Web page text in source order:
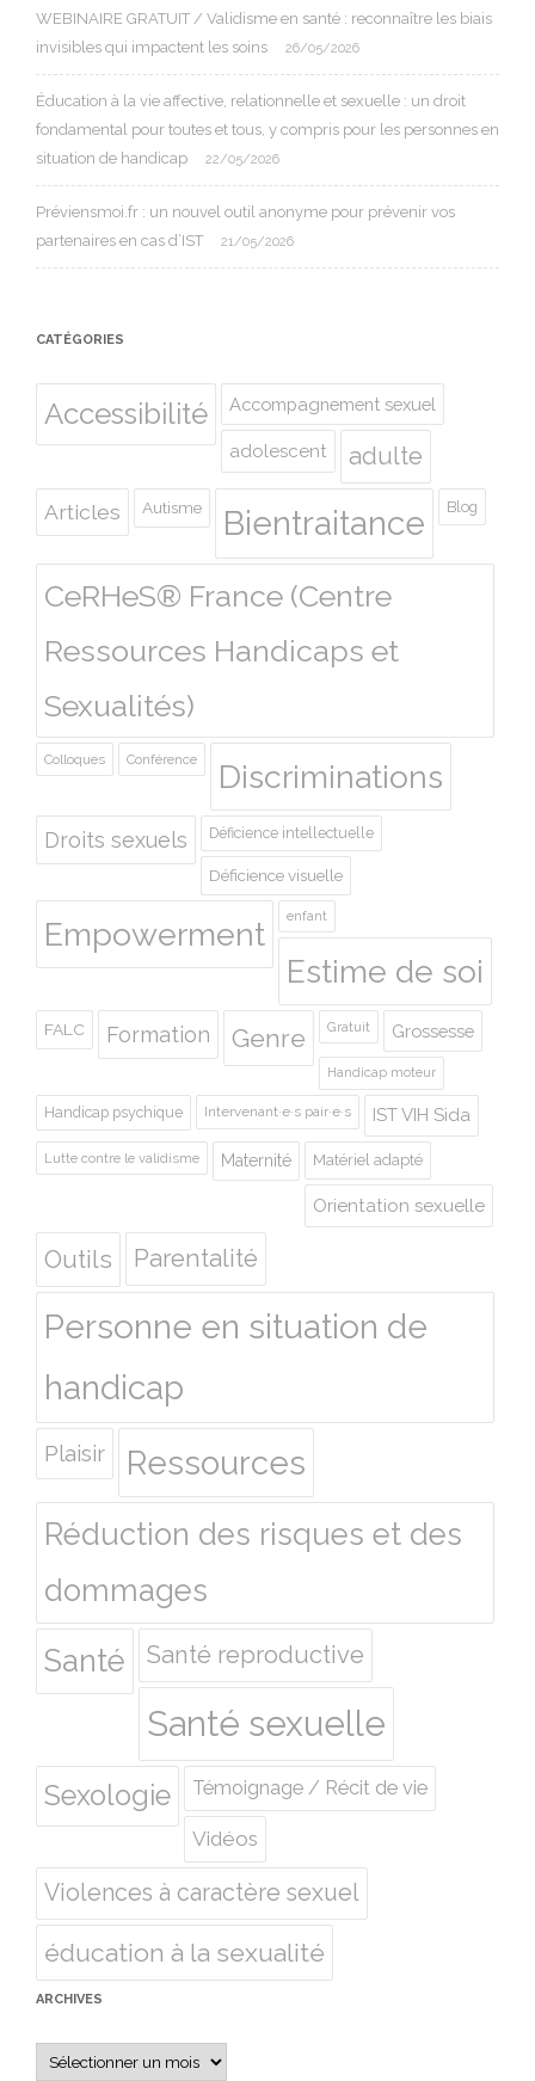
WEBINAIRE GRATUIT / Validisme en santé : reconnaître les biais
invisibles qui impactent les soins
26/05/2026
Éducation à la vie affective, relationnelle et sexuelle : un droit
fondamental pour toutes et tous, y compris pour les personnes en
situation de handicap
22/05/2026
Préviensmoi.fr : un nouvel outil anonyme pour prévenir vos
partenaires en cas d’IST
21/05/2026
CATÉGORIES
Accessibilité Accompagnement sexuel
adolescent adulte
Articles Autisme Bientraitance Blog
CeRHeS® France (Centre
Ressources Handicaps et
Sexualités)
Colloques Conférence Discriminations
Droits sexuels Déficience intellectuelle
Déficience visuelle
Empowerment enfant
Estime de soi
FALC Formation Genre Gratuit Grossesse
Handicap moteur
Handicap psychique Intervenant·e·s pair·e·s IST VIH Sida
Lutte contre le validisme Maternité Matériel adapté
Orientation sexuelle
Outils Parentalité
Personne en situation de
handicap
Plaisir Ressources
Réduction des risques et des
dommages
Santé
Santé reproductive
Santé sexuelle
Sexologie Témoignage / Récit de vie
Vidéos
Violences à caractère sexuel
éducation à la sexualité
ARCHIVES
Archives